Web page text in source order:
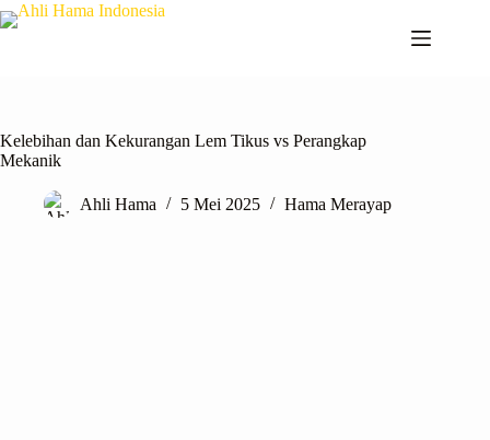
Kelebihan dan Kekurangan Lem Tikus vs Perangkap
Mekanik
Ahli Hama 5 Mei 2025 Hama Merayap